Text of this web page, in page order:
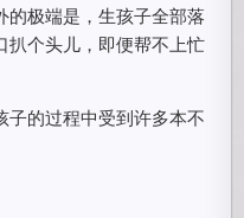
的极端是，生孩子全部落
扒个头儿，即便帮不上忙
子的过程中受到许多本不